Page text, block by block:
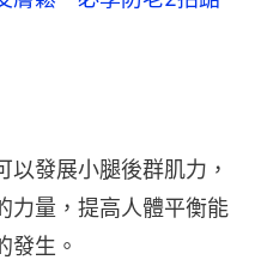
發展小腿後群肌力，
力量，提高人體平衡能
發生。